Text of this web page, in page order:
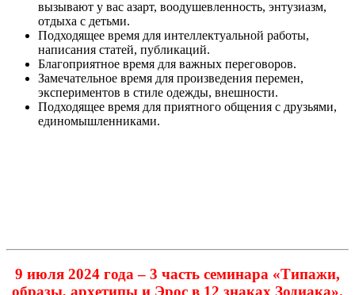
вызывают у вас азарт, воодушевленность, энтузиазм,
отдыха с детьми.
Подходящее время для интеллектуальной работы,
написания статей, публикаций.
Благоприятное время для важных переговоров.
Замечательное время для произведения перемен,
экспериментов в стиле одежды, внешности.
Подходящее время для приятного общения с друзьями,
единомышленниками.
9 июля 2024 года – 3 часть семинара «Типажи,
образы, архетипы и Эрос в 12 знаках Зодиака».